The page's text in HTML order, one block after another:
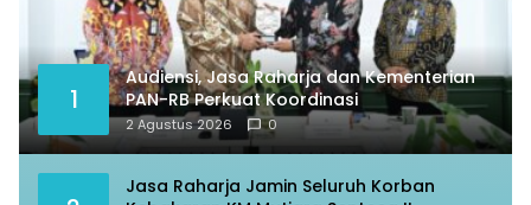
1
Audiensi, Jasa Raharja dan Kementerian
PAN-RB Perkuat Koordinasi
2 Agustus 2026 0
Jasa Raharja Jamin Seluruh Korban